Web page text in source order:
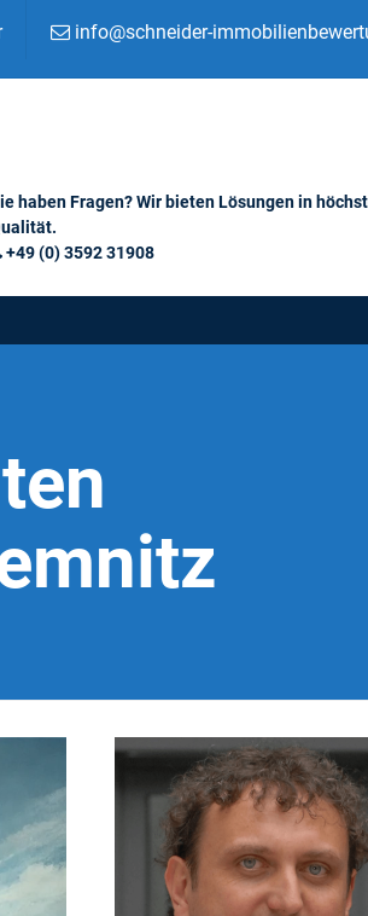
info@schneider-
haben Fragen? Wir bieten Lösungen in
+49 (0) 3592 31908